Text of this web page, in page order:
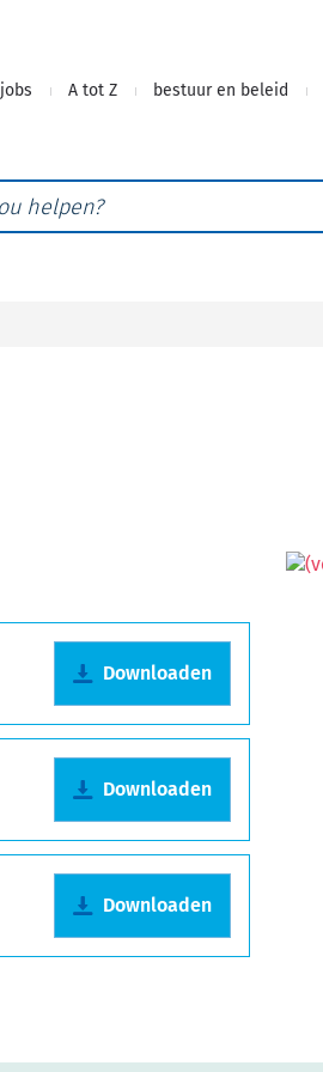
inhoud
jobs A tot Z bestuur en beleid
Downloaden
Downloaden
Downloaden